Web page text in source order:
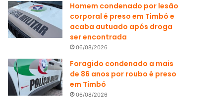
Homem condenado por lesão
corporal é preso em Timbó e
acaba autuado após droga
ser encontrada
06/08/2026
Foragido condenado a mais
de 86 anos por roubo é preso
em Timbó
06/08/2026